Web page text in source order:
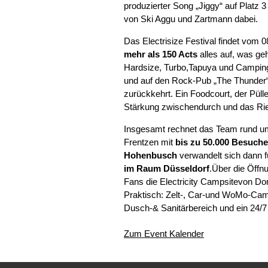
produzierter Song „Jiggy“ auf Platz
von Ski Aggu und Zartmann dabei.
Das Electrisize Festival findet vom
mehr als 150 Acts alles auf, was
Hardsize, Turbo,Tapuya und
und auf den Rock-Pub „The
zurückkehrt. Ein Foodcourt, der
Stärkung zwischendurch und das
Insgesamt rechnet das Team rund
Frentzen mit bis zu 50.000
Hohenbusch verwandelt sich dann
im Raum Düsseldorf.Über die
Fans die Electricity Campsitevon
Praktisch: Zelt-, Car-und WoMo-
Dusch-& Sanitärbereich und ein 24/
Zum Event Kalender